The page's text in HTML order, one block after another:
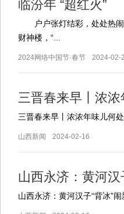
临汾年 “超红火”
户户张灯结彩，处处热闹
财神楼，“...
2024网络中国节·春节 2024-02-
三晋春来早丨浓
三晋春来早丨浓浓年味儿何
山西新闻 2024-02-16
山西永济：黄河汉
山西永济：黄河汉子“背冰”闹